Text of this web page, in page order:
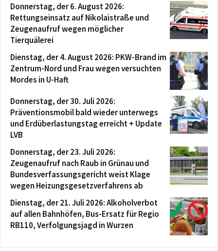
Donnerstag, der 6. August 2026:
Rettungseinsatz auf Nikolaistraße und
Zeugenaufruf wegen möglicher
Tierquälerei
Dienstag, der 4. August 2026: PKW-Brand im
Zentrum-Nord und Frau wegen versuchten
Mordes in U-Haft
Donnerstag, der 30. Juli 2026:
Präventionsmobil bald wieder unterwegs
und Erdüberlastungstag erreicht + Update
LVB
Donnerstag, der 23. Juli 2026:
Zeugenaufruf nach Raub in Grünau und
Bundesverfassungsgericht weist Klage
wegen Heizungsgesetzverfahrens ab
Dienstag, der 21. Juli 2026: Alkoholverbot
auf allen Bahnhöfen, Bus-Ersatz für Regio
RB110, Verfolgungsjagd in Wurzen